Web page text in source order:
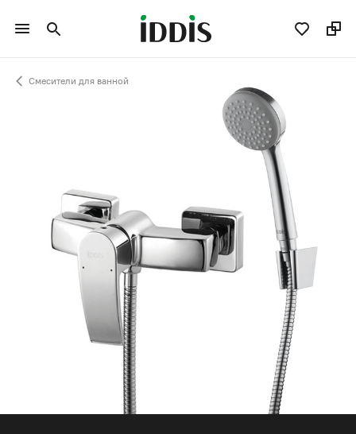
Смесители для ванной